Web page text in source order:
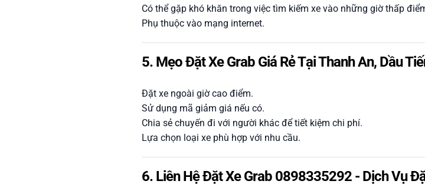
Có thể gặp khó khăn trong việc tìm kiếm xe vào những giờ thấp
Phụ thuộc vào mạng internet.
5. Mẹo Đặt Xe Grab Giá Rẻ Tại Thanh An, Dầu
Đặt xe ngoài giờ cao điểm.
Sử dụng mã giảm giá nếu có.
Chia sẻ chuyến đi với người khác để tiết kiệm chi phí.
Lựa chọn loại xe phù hợp với nhu cầu.
6. Liên Hệ Đặt Xe Grab 0898335292 - Dịch Vụ